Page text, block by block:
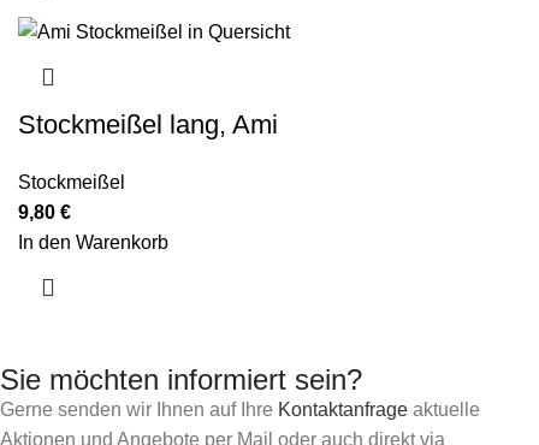
Stockmeißel lang, Ami
Stockmeißel
9,80 €
In den Warenkorb
Sie möchten informiert sein?
Gerne senden wir Ihnen auf Ihre Kontaktanfrage aktuelle
Aktionen und Angebote per Mail oder auch direkt via